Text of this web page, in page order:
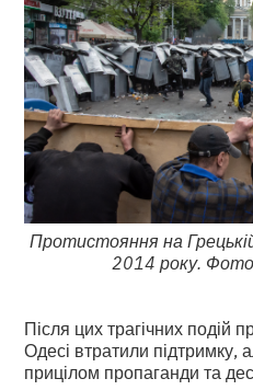
Протистояння на
2014 року.
Після цих трагічних подій
Одесі втратили підтримку,
прицілом пропаганди та